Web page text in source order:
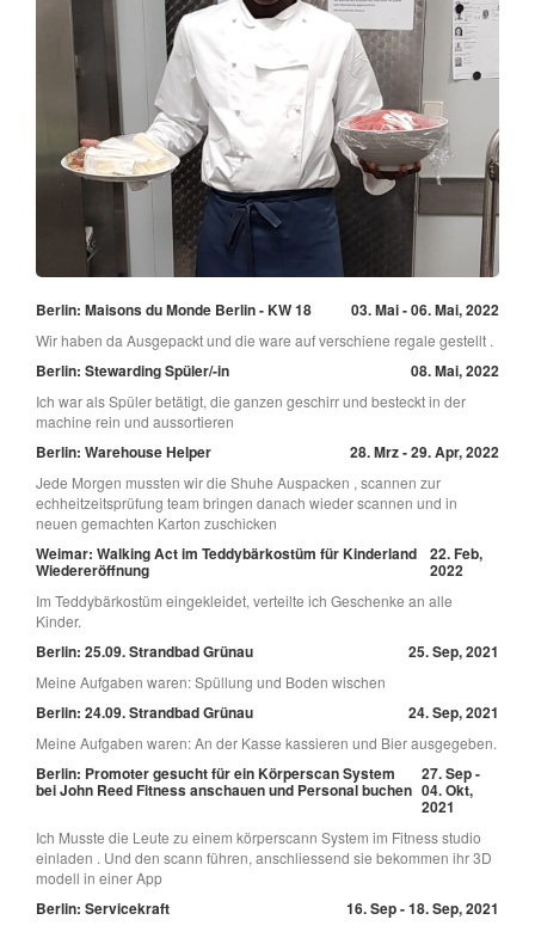
Berlin: Maisons du Monde Berlin - KW 18 03. Mai - 06. Mai, 2022
Wir haben da Ausgepackt und die ware auf verschiene regale gestellt .
Berlin: Stewarding Spüler/-in 08. Mai, 2022
Ich war als Spüler betätigt, die ganzen geschirr und besteckt in der
machine rein und aussortieren
Berlin: Warehouse Helper 28. Mrz - 29. Apr, 2022
Jede Morgen mussten wir die Shuhe Auspacken , scannen zur
echheitzeitsprüfung team bringen danach wieder scannen und in
neuen gemachten Karton zuschicken
Weimar: Walking Act im Teddybärkostüm für Kinderland
Wiedereröffnung
22. Feb,
2022
Im Teddybärkostüm eingekleidet, verteilte ich Geschenke an alle
Kinder.
Berlin: 25.09. Strandbad Grünau 25. Sep, 2021
Meine Aufgaben waren: Spüllung und Boden wischen
Berlin: 24.09. Strandbad Grünau 24. Sep, 2021
Meine Aufgaben waren: An der Kasse kassieren und Bier ausgegeben.
Berlin: Promoter gesucht für ein Körperscan System
bei John Reed Fitness anschauen und Personal buchen
27. Sep -
04. Okt,
2021
Ich Musste die Leute zu einem körperscann System im Fitness studio
einladen . Und den scann führen, anschliessend sie bekommen ihr 3D
modell in einer App
Berlin: Servicekraft 16. Sep - 18. Sep, 2021